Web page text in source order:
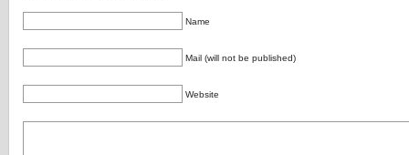
Name
Mail (will not be published)
Website